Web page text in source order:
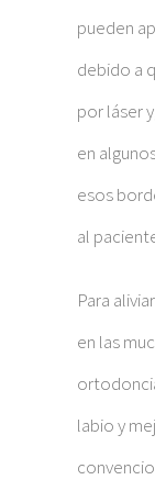
pueden
debido a
por láser
en
esos
al
Para
en las
labio y